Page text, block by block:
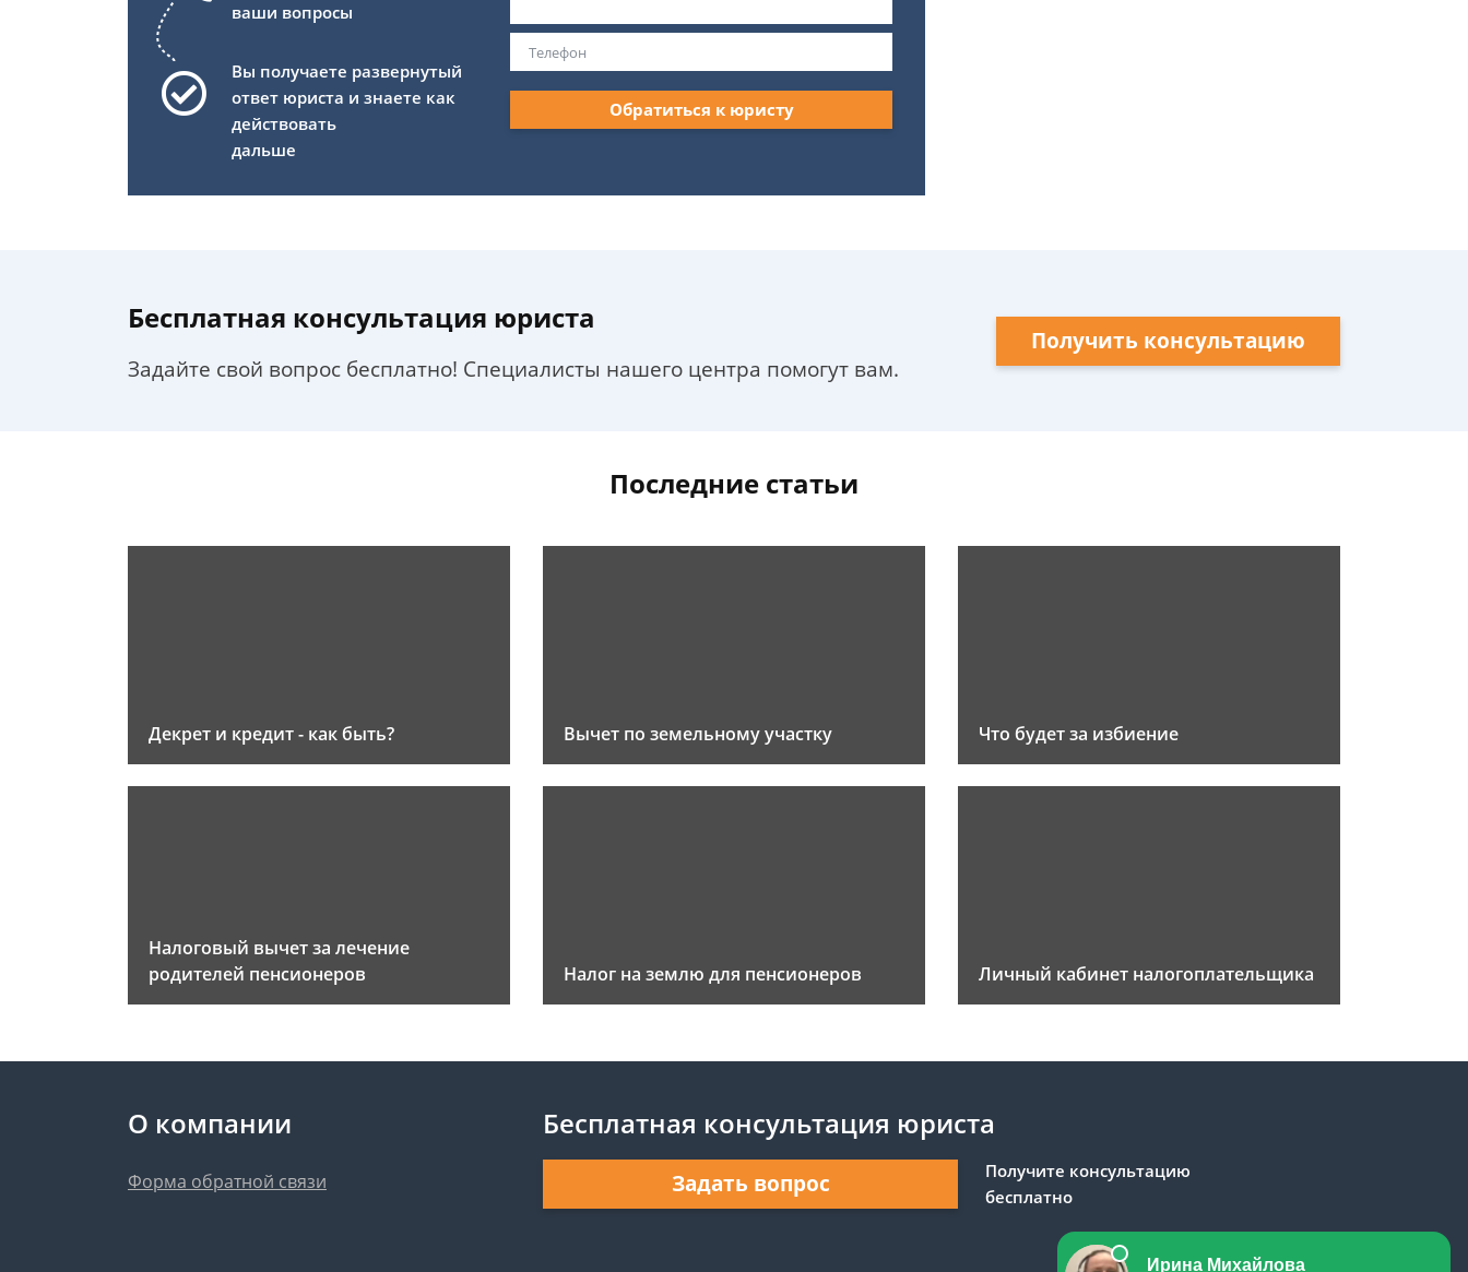
ваши вопросы
Вы получаете развернутый
ответ юриста и знаете как
действовать
дальше
Обратиться к юристу
Бесплатная консультация юриста
Задайте свой вопрос бесплатно! Специалисты нашего центра помогут вам.
Получить консультацию
Последние статьи
Декрет и кредит - как быть? Вычет по земельному участку Что будет за избиение
Налоговый вычет за лечение
родителей пенсионеров
Налог на землю для пенсионеров Личный кабинет налогоплательщика
О компании
Форма обратной связи
Бесплатная консультация юриста
Задать вопрос
Получите консультацию
бесплатно